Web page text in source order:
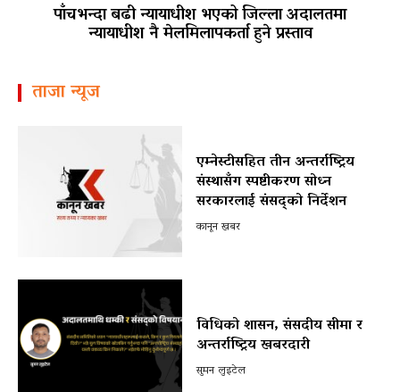
पाँचभन्दा बढी न्यायाधीश भएको जिल्ला अदालतमा
न्यायाधीश नै मेलमिलापकर्ता हुने प्रस्ताव
ताजा न्यूज
एम्नेस्टीसहित तीन अन्तर्राष्ट्रिय
संस्थासँग स्पष्टीकरण सोध्न
सरकारलाई संसद्को निर्देशन
कानून खबर
विधिको शासन, संसदीय सीमा र
अन्तर्राष्ट्रिय खबरदारी
सुमन लुइटेल